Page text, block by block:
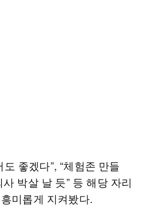
좋겠다”, “체험존 만들
박살 날 듯” 등 해당 자리
미롭게 지켜봤다.